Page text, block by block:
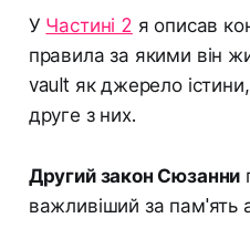
У Частині 2 я описав
правила за якими він
vault як джерело
друге з них.
Другий закон Сюзанни
важливіший за пам'ять